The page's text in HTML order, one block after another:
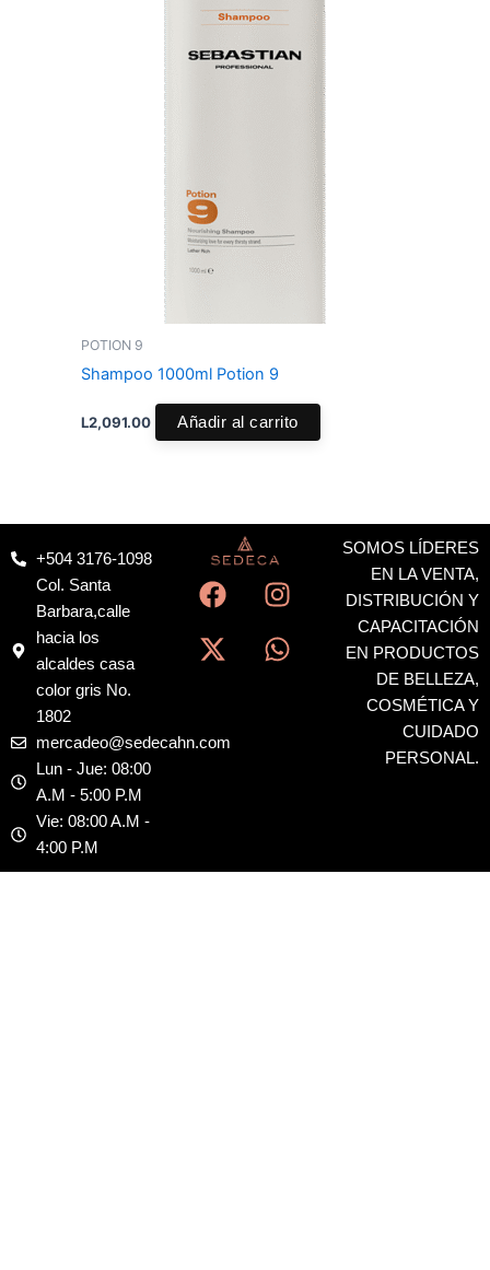
POTION 9
Shampoo 1000ml Potion 9
L2,091.00 Añadir al carrito
+504 3176-1098
Col. Santa
Barbara,calle
hacia los
alcaldes casa
color gris No.
1802
mercadeo@sedecahn.com
Lun - Jue: 08:00
A.M - 5:00 P.M
Vie: 08:00 A.M -
4:00 P.M
F
a
c
e
o
I
n
s
t
X
-
t
w
t
W
h
a
t
SOMOS LÍDERES
EN LA VENTA,
DISTRIBUCIÓN Y
CAPACITACIÓN
EN PRODUCTOS
DE BELLEZA,
COSMÉTICA Y
CUIDADO
PERSONAL.